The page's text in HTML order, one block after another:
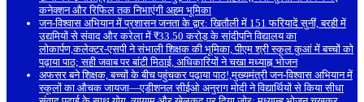
कनेक्शन और रिफिल तक निभाएंगी अहम भूमिका
जन-विश्वास अभियान में प्रशासन जनता के द्वार: खितौली में 151 फरियादें सुनीं, बरही में
उद्यमियों से संवाद और करेला में ₹33.50 करोड़ के सांदीपनि विद्यालय का
लोकार्पण,कलेक्टर-एसपी ने संभाली शिक्षक की भूमिका, पीएम श्री स्कूल कुआं में बच्चों को
पढ़ाया पाठ; सही जवाब पर बांटी मिठाई, अधिकारियों ने चखा मध्याह्न भोजन
अफसर बने शिक्षक, बच्चों के बीच पहुंचकर पढ़ाया पाठ!,मुख्यमंत्री जन-विश्वास अभियान में
स्कूलों का औचक जायजा—एडीशनल सीईओ अनुराग मोदी ने विद्यार्थियों से किया सीधा